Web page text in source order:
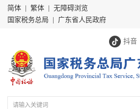
简体 繁体
无障碍浏览
国家税务总局
广东省人民政府
抖音